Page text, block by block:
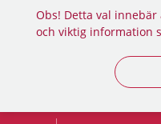
Obs! Detta val
och viktig information